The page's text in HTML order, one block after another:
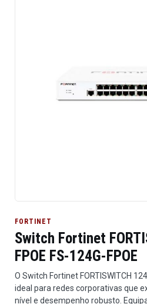
FORTINET
Switch Fortinet
FPOE FS-124G-FPOE
O Switch Fortinet FORTISWITCH
ideal para redes corporativas que
nível e desempenho robusto.